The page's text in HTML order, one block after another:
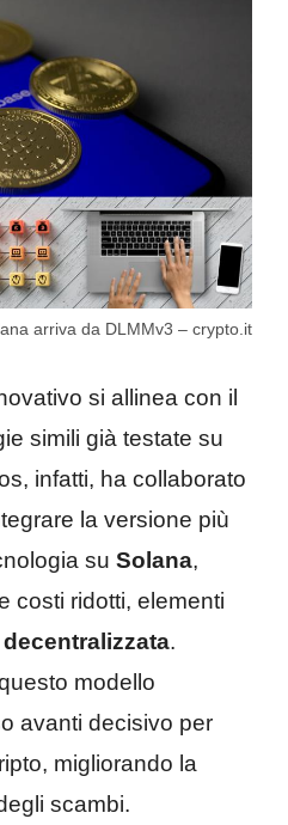
arriva da DLMMv3 – crypto.it
si allinea con il
simili già testate su
infatti, ha collaborato
la versione più
su Solana,
costi ridotti, elementi
.
modello
avanti decisivo per
migliorando la
scambi.